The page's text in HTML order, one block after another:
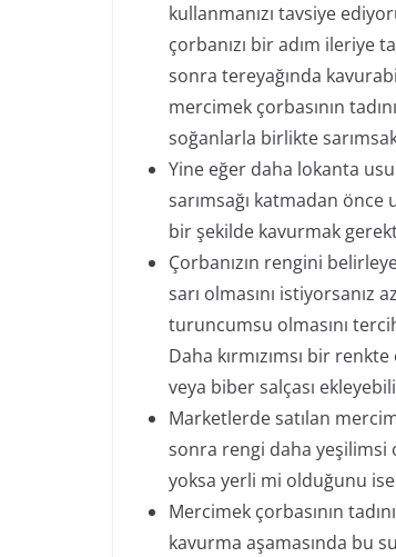
kullanmanızı tavsiye
çorbanızı bir adım ileriye
sonra tereyağında
mercimek çorbasının
soğanlarla birlikte
Yine eğer daha lokanta
sarımsağı katmadan önce
bir şekilde kavurmak
Çorbanızın rengini
sarı olmasını istiyorsanız
turuncumsu olmasını
Daha kırmızımsı bir
veya biber salçası
Marketlerde satılan
sonra rengi daha yeşilimsi
yoksa yerli mi olduğunu
Mercimek çorbasının
kavurma aşamasında bu